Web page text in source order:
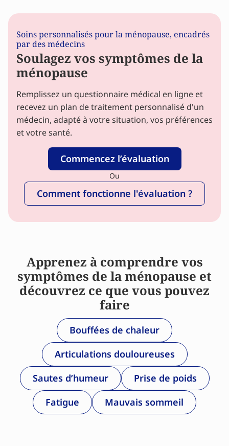
Soins personnalisés pour la ménopause, encadrés
par des médecins
Soulagez vos symptômes de la
ménopause
Remplissez un questionnaire médical en ligne et
recevez un plan de traitement personnalisé d'un
médecin, adapté à votre situation, vos préférences
et votre santé.
Commencez l’évaluation
Ou
Comment fonctionne l'évaluation ?
Apprenez à comprendre vos
symptômes de la ménopause et
découvrez ce que vous pouvez
faire
Bouffées de chaleur
Articulations douloureuses
Sautes d’humeur
Prise de poids
Fatigue
Mauvais sommeil